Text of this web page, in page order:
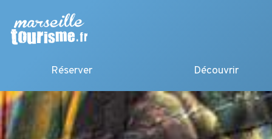
Réserver Découvrir